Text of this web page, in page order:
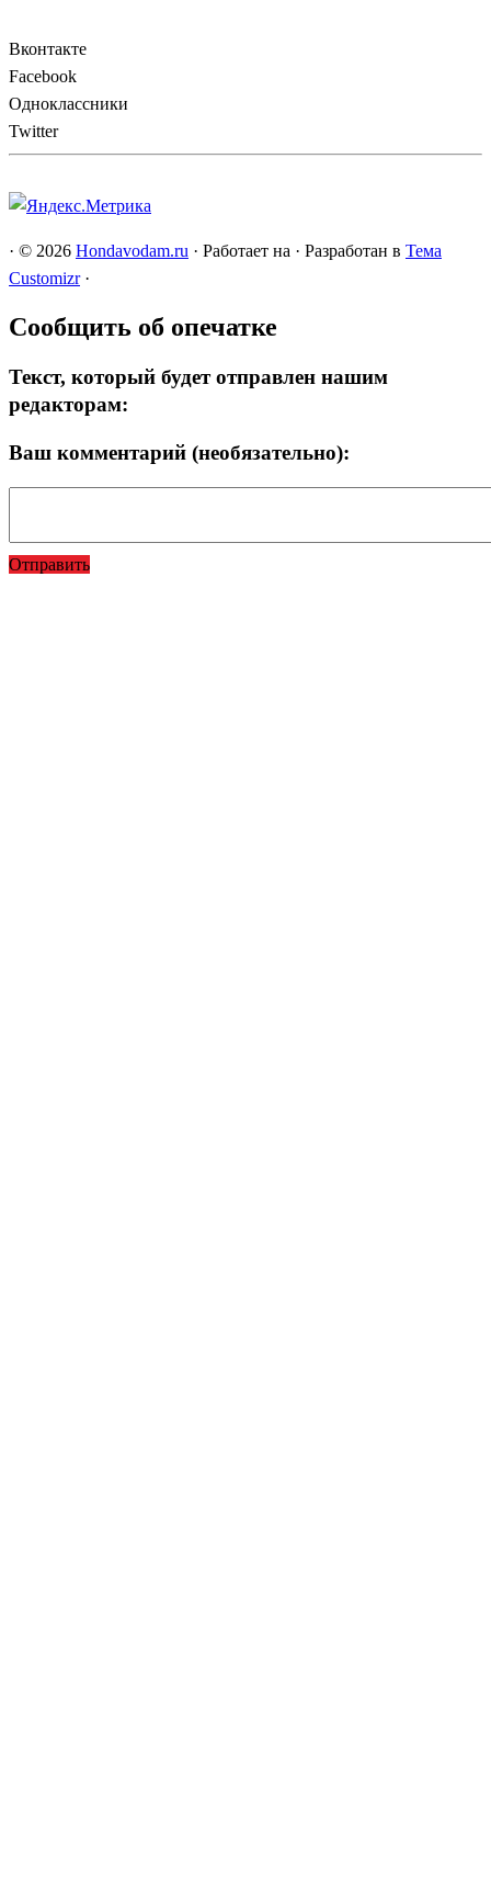
Вконтакте
Facebook
Одноклассники
Twitter
· © 2026 Hondavodam.ru · Работает на · Разработан в Тема
Customizr ·
Сообщить об опечатке
Текст, который будет отправлен нашим
редакторам:
Ваш комментарий (необязательно):
Отправить